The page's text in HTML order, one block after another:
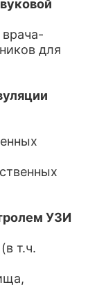
для
УЗИ
т.ч.